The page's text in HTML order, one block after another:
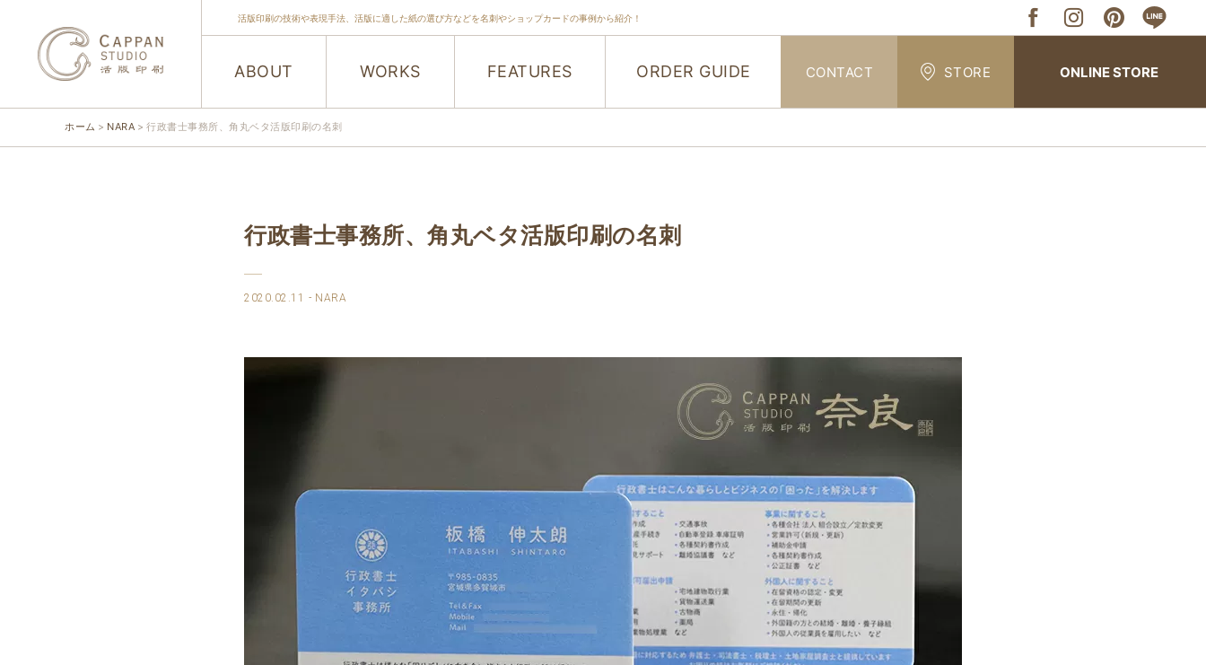
活版印刷の技術や表現手法、活版に適した紙の選び方などを名刺やショップカードの事例から紹介！
ABOUT WORKS FEATURES ORDER GUIDE CONTACT STORE ONLINE STORE
ホーム NARA 行政書士事務所、角丸ベタ活版印刷の名刺
行政書士事務所、角丸ベタ活版印刷の名刺
2020.02.11 NARA